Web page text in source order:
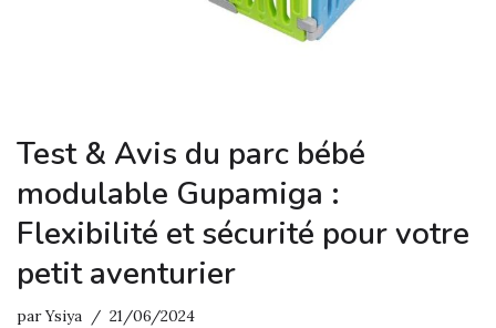
Test & Avis du parc bébé
modulable Gupamiga :
Flexibilité et sécurité pour votre
petit aventurier
parYsiya 21/06/2024